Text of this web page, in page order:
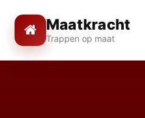
Maatkracht
Trappen op maat